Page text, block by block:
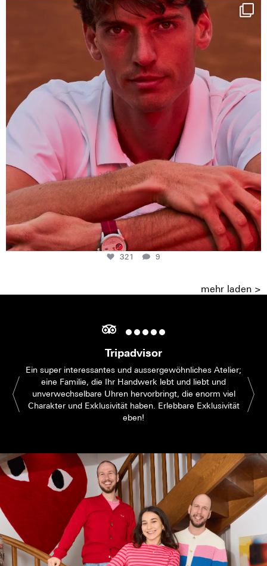
One last dance at home
This week at...
321
9
321 9
mehr laden >
Tripadvisor
Ein super interessantes und aussergewöhnliches Atelier;
eine Familie, die Ihr Handwerk lebt und liebt und
unverwechselbare Uhren hervorbringt, die enorm viel
Charakter und Exklusivität haben. Erlebbare Exklusivität
eben!